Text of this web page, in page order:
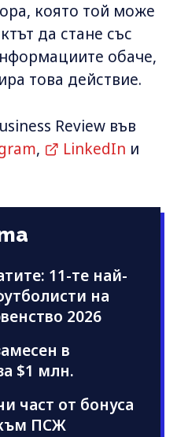
която той може
да стане със
обаче,
това действие.
Review във
, LinkedIn и
11-те най-
на
2026
в
$1 млн.
част от бонуса
ПСЖ